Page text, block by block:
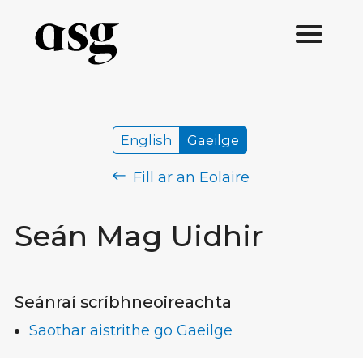
Seán Mag Uidhir
English Gaeilge
Fill ar an Eolaire
Seánraí scríbhneoireachta
Saothar aistrithe go Gaeilge